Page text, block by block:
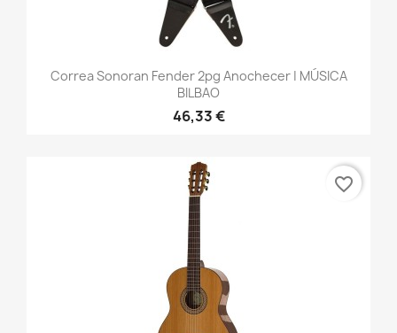
Correa Sonoran Fender 2pg Anochecer | MÚSICA
BILBAO
46,33 €
favorite_border